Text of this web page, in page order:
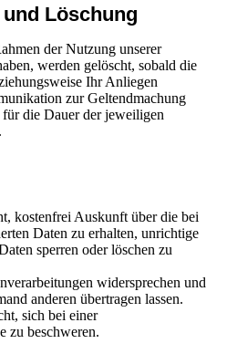
Löschung
der Nutzung unserer
werden gelöscht, sobald die
Ihr Anliegen
zur Geltendmachung
die Dauer der jeweiligen
kostenfrei Auskunft über die bei
Daten zu erhalten, unrichtige
sperren oder löschen zu
widersprechen und
anderen übertragen lassen.
sich bei einer
zu beschweren.